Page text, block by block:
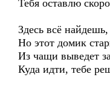
Тебя оставлю
Здесь всё
Но этот домик
Из чащи выведет
Куда идти, тебе